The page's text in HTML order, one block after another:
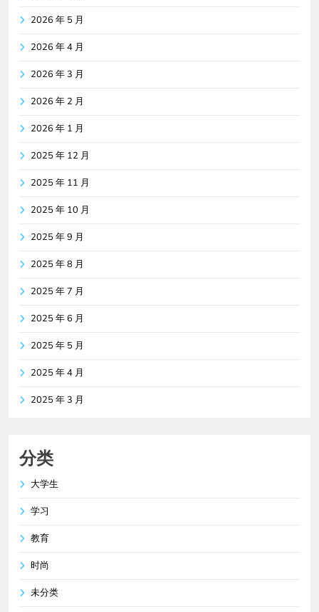
2026 年 5 月
2026 年 4 月
2026 年 3 月
2026 年 2 月
2026 年 1 月
2025 年 12 月
2025 年 11 月
2025 年 10 月
2025 年 9 月
2025 年 8 月
2025 年 7 月
2025 年 6 月
2025 年 5 月
2025 年 4 月
2025 年 3 月
分类
大学生
学习
教育
时尚
未分类